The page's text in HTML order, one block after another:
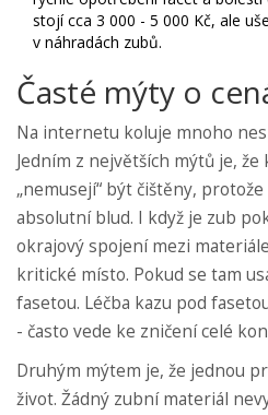
stojí cca 3 000 - 5 000 Kč, ale
v náhradách zubů.
Časté mýty o
Na internetu koluje mnoho
Jedním z největších mýtů je,
„nemusejí“ být čištěny,
absolutní blud. I když je zub
okrajový spojení mezi
kritické místo. Pokud se tam
fasetou. Léčba kazu pod
- často vede ke zničení celé
Druhým mýtem je, že jednou
život. Žádný zubní materiál